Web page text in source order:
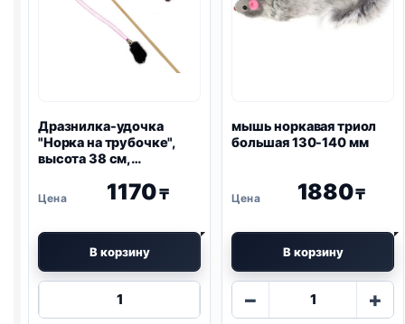
Дразнилка-удочка
"Норка на трубочке",
высота 38 см,
1170₸
В корзину
Количество
мышь норкавая триол
большая 130-140 мм
1880₸
В корзину
−
Количество
+